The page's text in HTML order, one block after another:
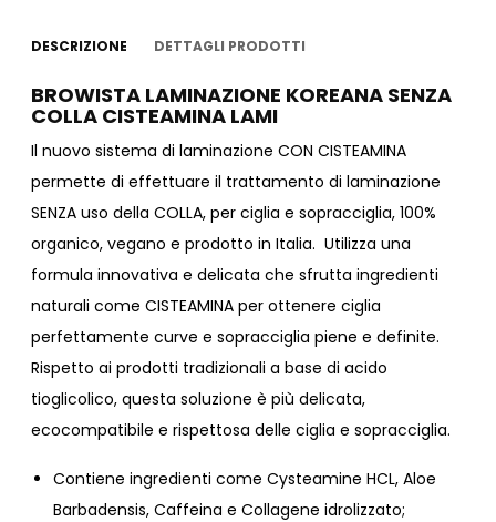
DESCRIZIONE DETTAGLI PRODOTTI
BROWISTA LAMINAZIONE KOREANA SENZA
COLLA CISTEAMINA LAMI
Il nuovo sistema di laminazione CON CISTEAMINA
permette di effettuare il trattamento di laminazione
SENZA uso della COLLA, per ciglia e sopracciglia, 100%
organico, vegano e prodotto in Italia. Utilizza una
formula innovativa e delicata che sfrutta ingredienti
naturali come CISTEAMINA per ottenere ciglia
perfettamente curve e sopracciglia piene e definite.
Rispetto ai prodotti tradizionali a base di acido
tioglicolico, questa soluzione è più delicata,
ecocompatibile e rispettosa delle ciglia e sopracciglia.
Contiene ingredienti come Cysteamine HCL, Aloe
Barbadensis, Caffeina e Collagene idrolizzato;